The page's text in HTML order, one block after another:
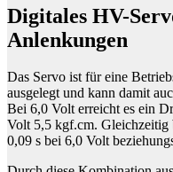
Digitales HV-
Anlenkungen
Das Servo ist für eine
ausgelegt und kann damit
Bei 6,0 Volt erreicht es ein
Volt 5,5 kgf.cm. Gleichzeitig
0,09 s bei 6,0 Volt